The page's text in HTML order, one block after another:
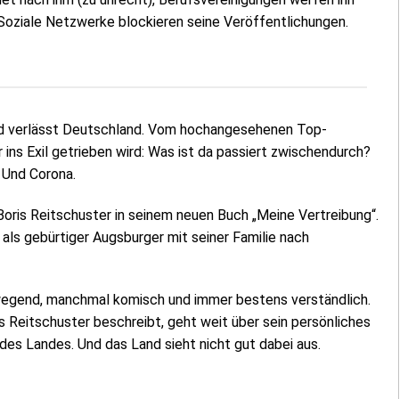
Netzwerke blockieren seine Veröffentlichungen.
Deutschland. Vom hochangesehenen Top-
Exil getrieben wird: Was ist da passiert zwischendurch?
Corona.
Reitschuster in seinem neuen Buch „Meine Vertreibung“.
gebürtiger Augsburger mit seiner Familie nach
manchmal komisch und immer bestens verständlich.
Reitschuster beschreibt, geht weit über sein persönliches
Landes. Und das Land sieht nicht gut dabei aus.